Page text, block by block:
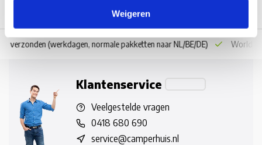
Weigeren
verzonden (werkdagen, normale pakketten naar NL/BE/DE) World
Klantenservice
Veelgestelde vragen
0418 680 690
service@camperhuis.nl